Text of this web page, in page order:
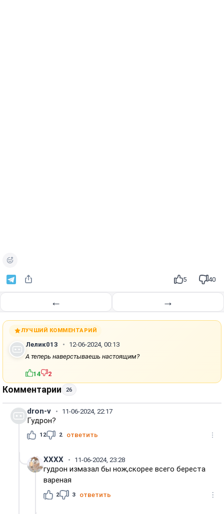
5 40
← →
ЛУЧШИЙ КОММЕНТАРИЙ
Лелик013
12-06-2024, 00:13
А теперь наверстываешь настоящим?
14 2
Комментарии 26
dron-v 11-06-2024, 22:17
Гудрон?
12 2 ответить
XXXX 11-06-2024, 23:28
гудрон измазал бы нож,скорее всего береста
вареная
2 3 ответить